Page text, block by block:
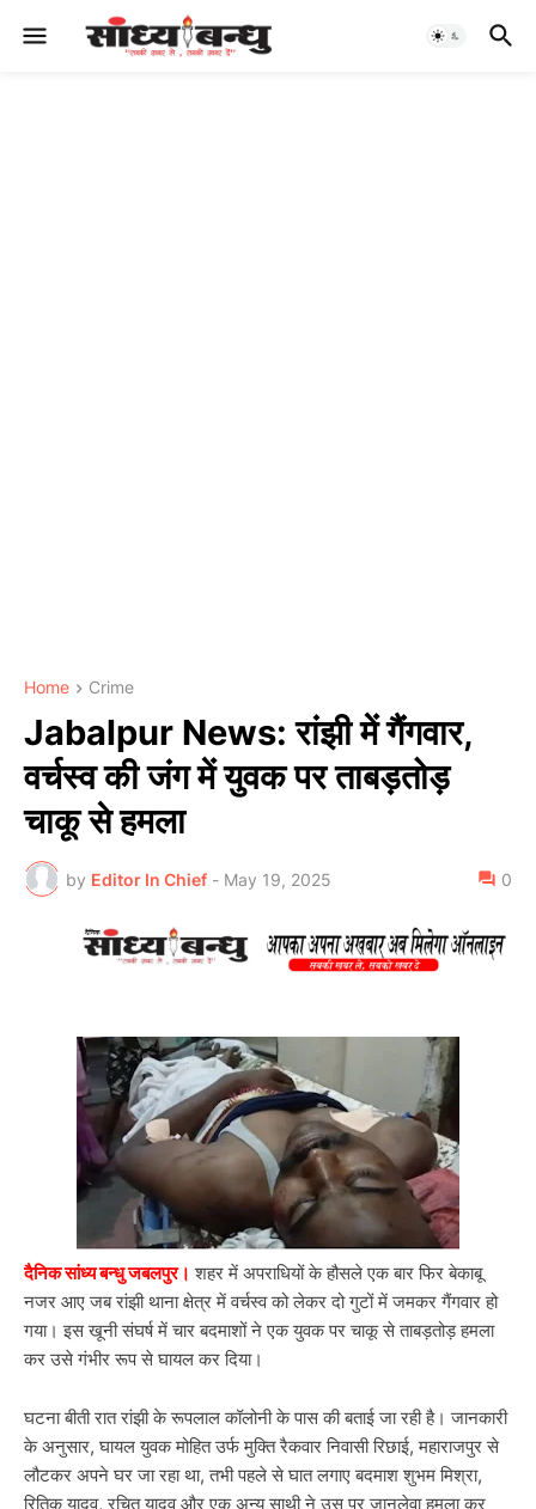
Home Crime
Jabalpur News: रांझी में गैंगवार,
वर्चस्व की जंग में युवक पर ताबड़तोड़
चाकू से हमला
by Editor In Chief - May 19, 2025 0
दैनिक सांध्य बन्धु जबलपुर। शहर में अपराधियों के हौसले एक बार फिर बेकाबू
नजर आए जब रांझी थाना क्षेत्र में वर्चस्व को लेकर दो गुटों में जमकर गैंगवार हो
गया। इस खूनी संघर्ष में चार बदमाशों ने एक युवक पर चाकू से ताबड़तोड़ हमला
कर उसे गंभीर रूप से घायल कर दिया।
घटना बीती रात रांझी के रूपलाल कॉलोनी के पास की बताई जा रही है। जानकारी
के अनुसार, घायल युवक मोहित उर्फ मुक्ति रैकवार निवासी रिछाई, महाराजपुर से
लौटकर अपने घर जा रहा था, तभी पहले से घात लगाए बदमाश शुभम मिश्रा,
रितिक यादव, रचित यादव और एक अन्य साथी ने उस पर जानलेवा हमला कर